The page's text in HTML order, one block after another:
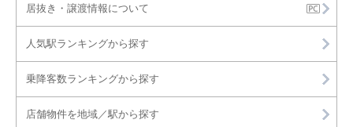
居抜き・譲渡情報について
人気駅ランキングから探す
乗降客数ランキングから探す
店舗物件を地域／駅から探す